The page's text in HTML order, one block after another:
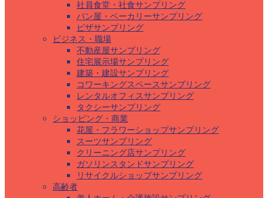
社員食堂・社食サンプリング
パン屋・ベーカリーサンプリング
ピザサンプリング
ビジネス・職場
不動産屋サンプリング
住宅展示場サンプリング
建築・建設サンプリング
コワーキングスペースサンプリング
レンタルオフィスサンプリング
タクシーサンプリング
ショッピング・商業
花屋・フラワーショップサンプリング
スーツサンプリング
クリーニング店サンプリング
ガソリンスタンドサンプリング
リサイクルショップサンプリング
高齢者